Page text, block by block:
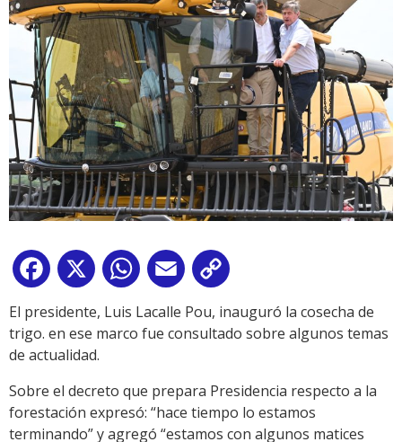
Facebook
X WhatsApp
Email
Link
El presidente, Luis Lacalle Pou, inauguró la cosecha de
trigo. en ese marco fue consultado sobre algunos temas
de actualidad.
Sobre el decreto que prepara Presidencia respecto a la
forestación expresó: “hace tiempo lo estamos
terminando” y agregó “estamos con algunos matices